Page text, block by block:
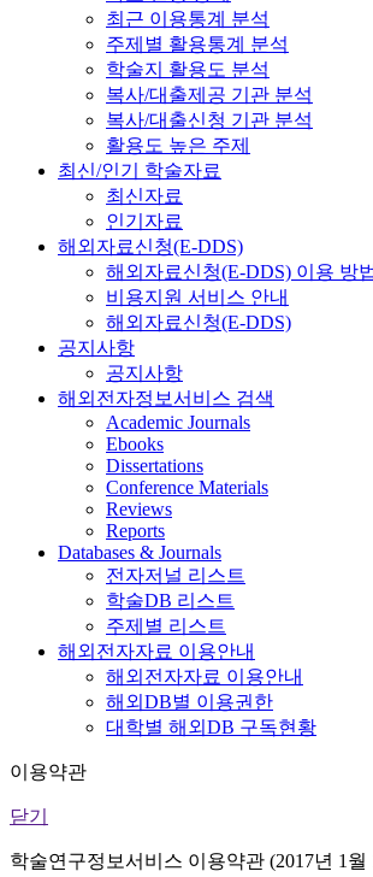
최근 이용통계 분석
주제별 활용통계 분석
학술지 활용도 분석
복사/대출제공 기관 분석
복사/대출신청 기관 분석
활용도 높은 주제
최신/인기 학술자료
최신자료
인기자료
해외자료신청(E-DDS)
해외자료신청(E-DDS) 이용 방
비용지원 서비스 안내
해외자료신청(E-DDS)
공지사항
공지사항
해외전자정보서비스 검색
Academic Journals
Ebooks
Dissertations
Conference Materials
Reviews
Reports
Databases & Journals
전자저널 리스트
학술DB 리스트
주제별 리스트
해외전자자료 이용안내
해외전자자료 이용안내
해외DB별 이용권한
대학별 해외DB 구독현황
이용약관
닫기
학술연구정보서비스 이용약관 (2017년 1